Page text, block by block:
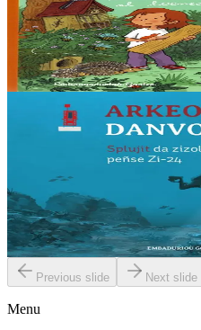
Ce livre est un cahier de
d’écolier, pour fabriquer des
petits mammifères en bois....
En stock12,00 €
Archéologie sous-marine
Zi 24 ? Que cache ce nom de
Interdite 24, c’est le nom d’une
proximité de Saint-Malo....
En stock10,00 €
Previous slide Next slide
Menu